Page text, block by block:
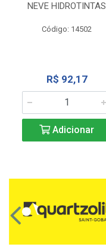
NEVE HIDROTINTAS
Código: 14502
R$ 92,17
Adicionar